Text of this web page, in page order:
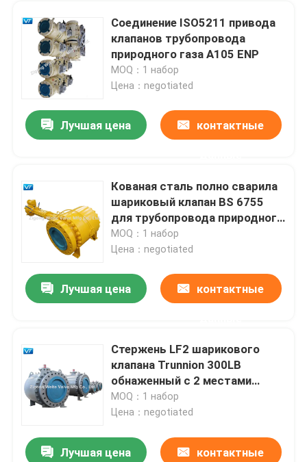
Соединение ISO5211 привода
клапанов трубопровода
природного газа A105 ENP
MOQ：1 набор
Цена：negotiated
Лучшая цена контактные
Кованая сталь полно сварила
шариковый клапан BS 6755
для трубопровода природного
газа
MOQ：1 набор
Цена：negotiated
Лучшая цена контактные
Стержень LF2 шарикового
клапана Trunnion 300LB
обнаженный с 2 местами
клапана
MOQ：1 набор
Цена：negotiated
Лучшая цена контактные